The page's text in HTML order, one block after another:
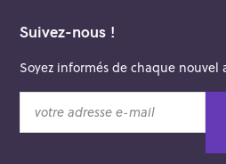
Suivez-nous !
Soyez informés de chaque
t